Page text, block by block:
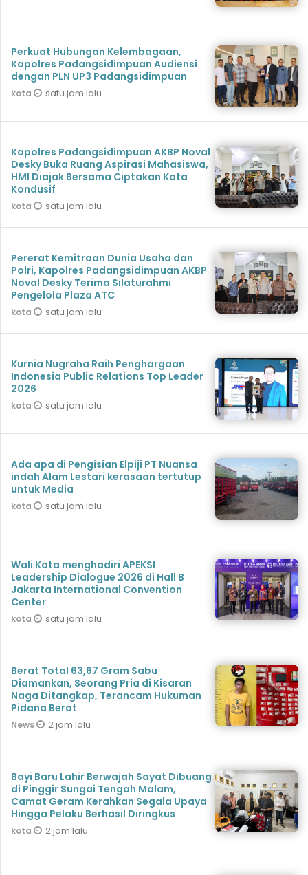
Perkuat Hubungan Kelembagaan,
Kapolres Padangsidimpuan Audiensi
dengan PLN UP3 Padangsidimpuan
kota satu jam lalu
Kapolres Padangsidimpuan AKBP Noval
Desky Buka Ruang Aspirasi Mahasiswa,
HMI Diajak Bersama Ciptakan Kota
Kondusif
kota satu jam lalu
Pererat Kemitraan Dunia Usaha dan
Polri, Kapolres Padangsidimpuan AKBP
Noval Desky Terima Silaturahmi
Pengelola Plaza ATC
kota satu jam lalu
Kurnia Nugraha Raih Penghargaan
Indonesia Public Relations Top Leader
2026
kota satu jam lalu
Ada apa di Pengisian Elpiji PT Nuansa
indah Alam Lestari kerasaan tertutup
untuk Media
kota satu jam lalu
Wali Kota menghadiri APEKSI
Leadership Dialogue 2026 di Hall B
Jakarta International Convention
Center
kota satu jam lalu
Berat Total 63,67 Gram Sabu
Diamankan, Seorang Pria di Kisaran
Naga Ditangkap, Terancam Hukuman
Pidana Berat
News 2 jam lalu
Bayi Baru Lahir Berwajah Sayat Dibuang
di Pinggir Sungai Tengah Malam,
Camat Geram Kerahkan Segala Upaya
Hingga Pelaku Berhasil Diringkus
kota 2 jam lalu